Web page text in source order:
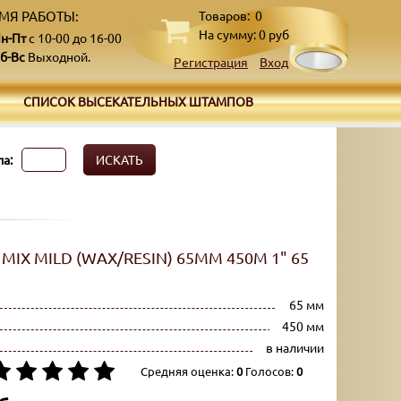
РАБОТЫ:
Птс 10-00 до 16-00
Вс Выходной.
Товаров:0
На сумму:0 руб
Регистрация
Вход
СПИСОК ВЫСЕКАТЕЛЬНЫХ ШТАМПОВ
ИСКАТЬ
MILD (WAX/RESIN) 65ММ 450М 1" 65
65 мм
450 мм
в наличии
Средняя оценка:0Голосов:0